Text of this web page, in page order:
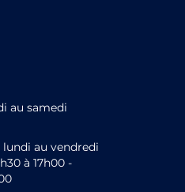
au samedi
au vendredi
à 17h00 -